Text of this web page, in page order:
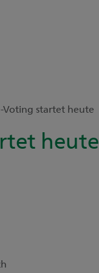
Voting startet heute
heute